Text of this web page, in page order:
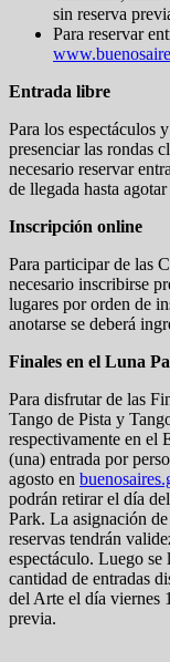
sin reserva
Para reservar
Entrada libre
Para los espectáculos
presenciar las rondas
necesario reservar
de llegada hasta
Inscripción online
Para participar de las
necesario inscribirse
lugares por orden de
anotarse se deberá
Finales en el Luna
Para disfrutar de las
Tango de Pista y
respectivamente en el
(una) entrada por
agosto en
podrán retirar el día
Park. La asignación
reservas tendrán
espectáculo. Luego
cantidad de entradas
del Arte el día viernes
previa.